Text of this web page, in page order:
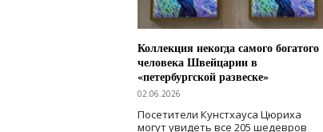
Коллекция некогда самого богатого
человека Швейцарии в
«петербургской развеске»
02.06.2026
Посетители Кунстхауса Цюриха
могут увидеть все 205 шедевров